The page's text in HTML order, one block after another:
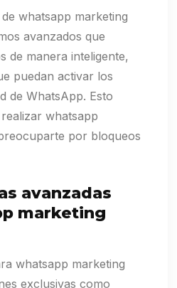
whatsapp marketing
avanzados que
de manera inteligente,
puedan activar los
de WhatsApp. Esto
whatsapp
por bloqueos
avanzadas
marketing
whatsapp marketing
exclusivas como